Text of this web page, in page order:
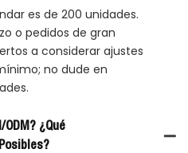
es de 200 unidades.
o pedidos de gran
a considerar ajustes
no dude en
¿Qué